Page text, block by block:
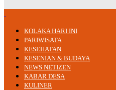
KOLAKA HARI INI
PARIWISATA
KESEHATAN
KESENIAN & BUDAYA
NEWS NETIZEN
KABAR DESA
KULINER